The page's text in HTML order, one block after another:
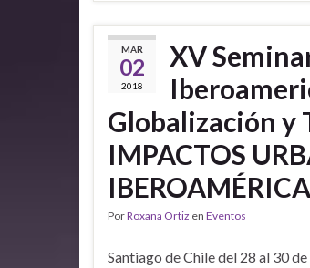
MAR
02
2018
XV
Globalización y
IMPACTOS
PorRoxana Ortiz en Eventos
Santiago de Chile del 28 al 30